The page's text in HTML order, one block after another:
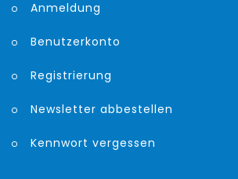
Anmeldung
Benutzerkonto
Registrierung
Newsletter abbestellen
Kennwort vergessen